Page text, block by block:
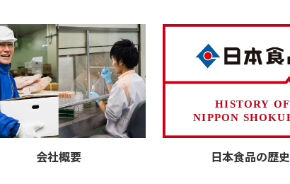
会社概要 日本食品の歴史